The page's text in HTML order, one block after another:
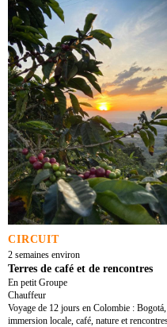
CIRCUIT
2 semaines environ
Terres de café et de rencontres
En petit Groupe
Chauffeur
Voyage de 12 jours en Colombie :
immersion locale, café, nature et